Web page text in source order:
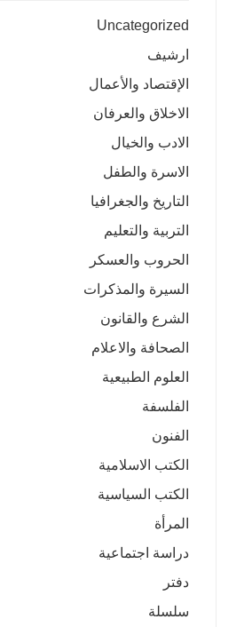
Uncategorized
ارشيف
الإقتصاد والأعمال
الاخلاق والعرفان
الادب والخيال
الاسرة والطفل
التاريخ والجغرافيا
التربية والتعليم
الحروب والعسكر
السيرة والمذكرات
الشرع والقانون
الصحافة والاعلام
العلوم الطبيعية
الفلسفة
الفنون
الكتب الاسلامية
الكتب السياسية
المرأة
دراسة اجتماعية
دفتر
سلسلة